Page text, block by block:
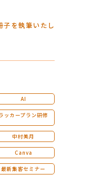
を執筆いたし
AI
ッカープラン研修
中村美月
Canva
最新集客セミナー